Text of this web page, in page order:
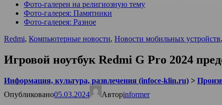
Фото-галереи на религиозную тему
Фото-галерея: Памятники
Фото-галерея: Разное
Redmi, Компьютерные новости, Новости мобильных устройств
Игровой ноутбук Redmi G Pro 2024
Информация, культура, развлечения (infoce-klin.ru) >
Опубликовано05.03.2024 Авторinformer